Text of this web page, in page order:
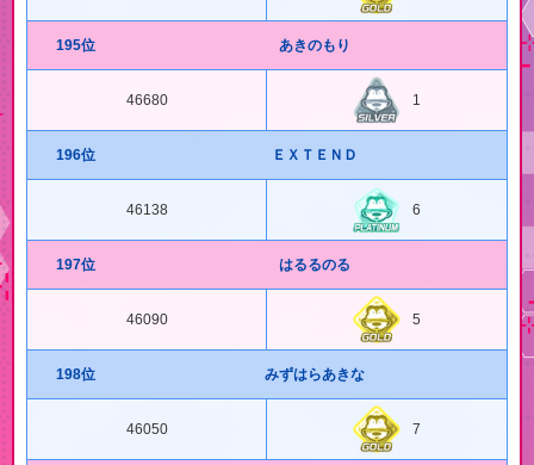
195位 あきのもり
46680 1
196位 ＥＸＴＥＮＤ
46138 6
197位 はるるのる
46090 5
198位 みずはらあきな
46050 7